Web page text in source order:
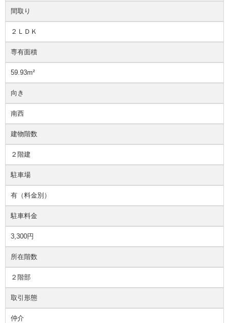
間取り
２ＬＤＫ
専有面積
59.93m²
向き
南西
建物階数
２階建
駐車場
有（料金別）
駐車料金
3,300円
所在階数
２階部
取引形態
仲介